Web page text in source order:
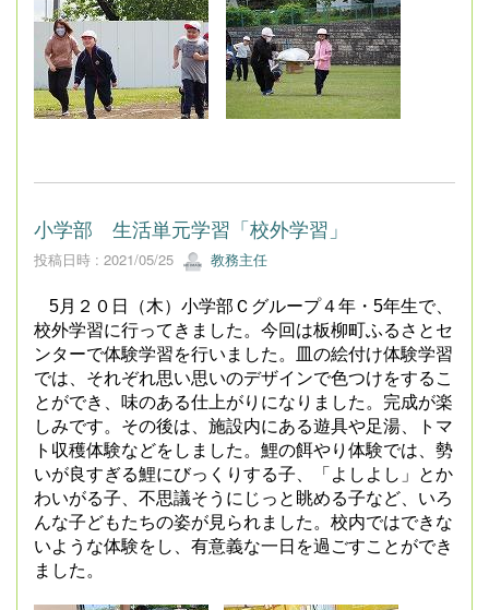
小学部 生活単元学習「校外学習」
投稿日時 : 2021/05/25 教務主任
5月２０日（木）小学部Ｃグループ４年・ 5年生で、
校外学習に行ってきました。今回は板柳町ふるさとセ
ンターで体験学習を行いました。皿の絵付け体験学習
では、それぞれ思い思いのデザインで色つけをするこ
とができ、味のある仕上がりになりました。完成が楽
しみです。その後は、施設内にある遊具や足湯、トマ
ト収穫体験などをしました。鯉の餌やり体験では、勢
いが良すぎる鯉にびっくりする子、「よしよし」とか
わいがる子、不思議そうにじっと眺める子など、いろ
んな子どもたちの姿が見られました。校内ではできな
いような体験をし、有意義な一日を過ごすことができ
ました。